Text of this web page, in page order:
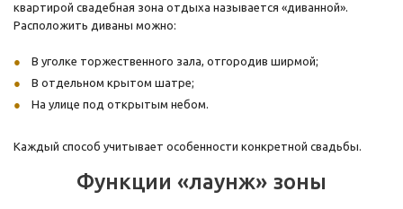
квартирой свадебная зона отдыха называется «диванной».
Расположить диваны можно:
В уголке торжественного зала, отгородив ширмой;
В отдельном крытом шатре;
На улице под открытым небом.
Каждый способ учитывает особенности конкретной свадьбы.
Функции «лаунж» зоны